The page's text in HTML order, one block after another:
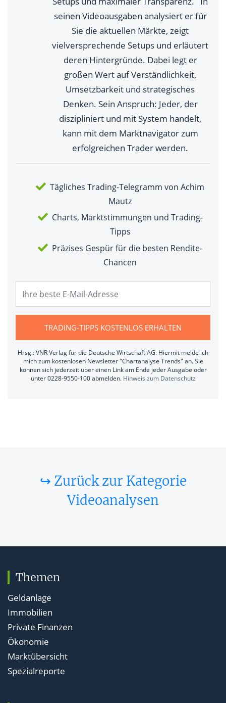
seinen Videoausgaben analysiert er für
Sie die aktuellen Märkte, zeigt
vielversprechende Setups und erläutert
deren Hintergründe. Dabei legt er
großen Wert auf Verständlichkeit,
Umsetzbarkeit und strategisches
Denken. Sein Anspruch: Jeder, der
diszipliniert und mit System handelt,
kann mit dem Marktnavigator zum
erfolgreichen Trader werden.
Tägliches Trading-Telegramm von Achim
Mautz
Charts, Marktstimmungen und Trading-
Tipps
Präzises Gespür für die besten Rendite-
Chancen
TRADING-TIPPS KOSTENLOS ERHALTEN
Hrsg.: VNR Verlag für die Deutsche Wirtschaft AG. Hiermit melde ich
mich zum kostenlosen Newsletter "Chartanalyse Trends" an. Sie
können sich jederzeit über einen Link am Ende jeder Ausgabe oder
unter 0228-9550-100 abmelden. Hinweis zum Datenschutz
↪ Zurück zur Kategorie
Videoanalysen
Themen
Geldanlage
Immobilien
Private Finanzen
Ökonomie
Marktübersicht
Spezialreporte